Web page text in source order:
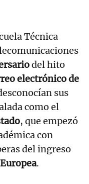
Técnica
del hito
electrónico de
sus
como el
, que empezó
con
del ingreso
.